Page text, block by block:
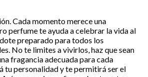
Cada momento merece una
perfume te ayuda a celebrar la vida al
preparado para todos los
No te limites a vivirlos, haz que sean
fragancia adecuada para cada
tu personalidad y te permitirá ser el